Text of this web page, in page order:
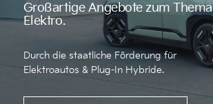
Großartige Angebote zum Thema
Elektro.
Durch die staatliche Förderung für
Elektroautos & Plug-In Hybride.